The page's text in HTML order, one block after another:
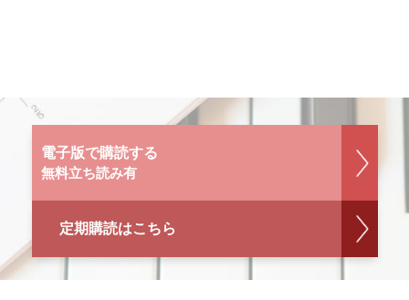
電子版で購読する
無料立ち読み有
定期購読はこちら